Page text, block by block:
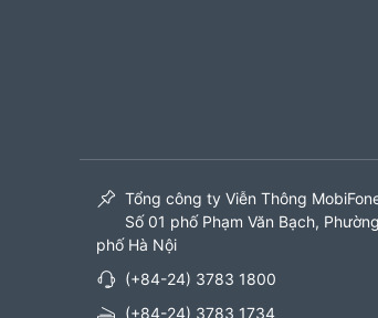
Tổng công ty Viễn Thông
Số 01 phố Phạm Văn Bạch,
phố Hà Nội
(+84-24) 3783 1800
(+84-24) 3783 1734